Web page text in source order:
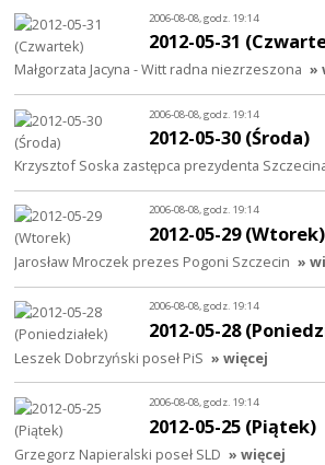
2006-08-08, godz. 19:14
2012-05-31
Małgorzata Jacyna - Witt radna niezrzeszona »
2006-08-08, godz. 19:14
2012-05-30 (Środa)
Krzysztof Soska zastępca prezydenta
2006-08-08, godz. 19:14
2012-05-29 (Wtorek)
Jarosław Mroczek prezes Pogoni Szczecin »
2006-08-08, godz. 19:14
2012-05-28
Leszek Dobrzyński poseł PiS » więcej
2006-08-08, godz. 19:14
2012-05-25 (Piątek)
Grzegorz Napieralski poseł SLD » więcej